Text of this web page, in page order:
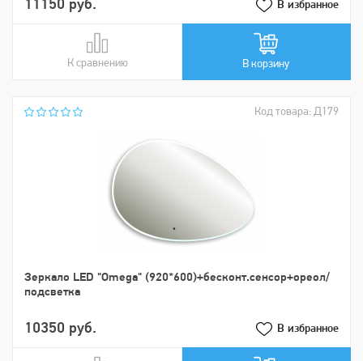
11150 руб. В избранное
К сравнению
В сравнении В корзину
Код товара: Д179
Зеркало LED "Omega" (920*600)+бесконт.сенсор+ореол/
подсветка
10350 руб. В избранное